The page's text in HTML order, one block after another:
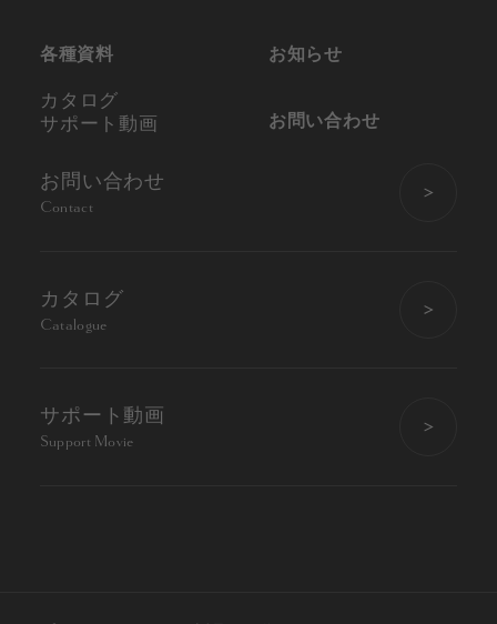
各種資料
カタログ
サポート動画
お知らせ
お問い合わせ
お問い合わせ
Contact
カタログ
Catalogue
サポート動画
Support Movie